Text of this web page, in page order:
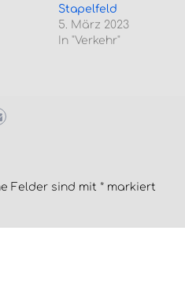
Stapelfeld
5. März 2023
In "Verkehr"
Felder sind mit* markiert